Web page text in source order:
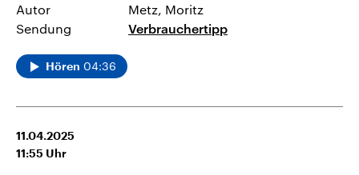
Autor
Metz, Moritz
Sendung
Verbrauchertipp
Hören 04:36
11.04.2025
11:55 Uhr